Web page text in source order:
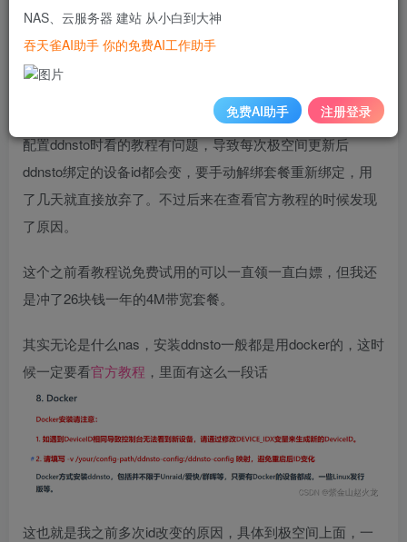
备选方案一个是阿里云的OSS功能，兼容S3协议的，一年
40GB流量只需要9块钱。
方案在我一开始买nas的时候就考虑过，但当时在极空间上
配置ddnsto时看的教程有问题，导致每次极空间更新后
ddnsto绑定的设备id都会变，要手动解绑套餐重新绑定，用
了几天就直接放弃了。不过后来在查看官方教程的时候发现
了原因。
这个之前看教程说免费试用的可以一直领一直白嫖，但我还
是冲了26块钱一年的4M带宽套餐。
其实无论是什么nas，安装ddnsto一般都是用docker的，这时
候一定要看官方教程 ，里面有这么一段话
这也就是我之前多次id改变的原因，具体到极空间上面，一
NAS、云服务器 建站 从小白到大神
吞天雀AI助手 你的免费AI工作助手
免费AI助手 注册登录